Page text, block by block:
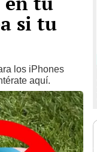
si tu
los iPhones
aquí.